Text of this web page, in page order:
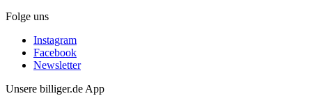
Folge uns
Instagram
Facebook
Newsletter
Unsere billiger.de App